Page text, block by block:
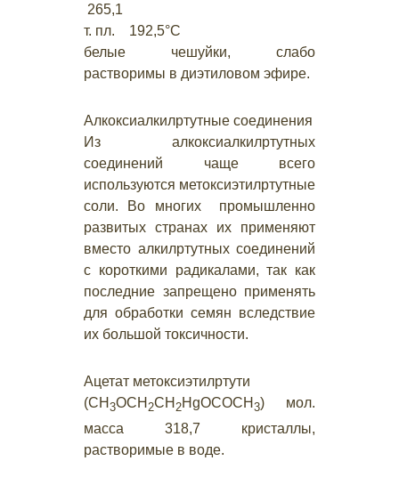
265,1
т. пл. 192,5°С
белые чешуйки, слабо
растворимы в диэтиловом эфире.
Алкоксиалкилртутные соединения
Из алкоксиалкилртутных
соединений чаще всего
используются метоксиэтилртутные
соли. Во многих промышленно
развитых странах их применяют
вместо алкилртутных соединений
с короткими радикалами, так как
последние запрещено применять
для обработки семян вследствие
их большой токсичности.
Ацетат метоксиэтилртути
(СН 3ОСН 2СН 2HgОСОСН 3) мол.
масса 318,7 кристаллы,
растворимые в воде.